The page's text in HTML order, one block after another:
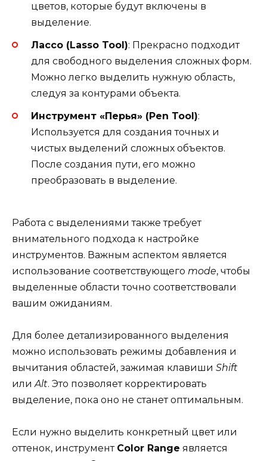
цветов, которые будут включены в
выделение.
Лассо (Lasso Tool): Прекрасно подходит
для свободного выделения сложных форм.
Можно легко выделить нужную область,
следуя за контурами объекта.
Инструмент «Перья» (Pen Tool):
Используется для создания точных и
чистых выделений сложных объектов.
После создания пути, его можно
преобразовать в выделение.
Работа с выделениями также требует
внимательного подхода к настройке
инструментов. Важным аспектом является
использование соответствующего mode, чтобы
выделенные области точно соответствовали
вашим ожиданиям.
Для более детализированного выделения
можно использовать режимы добавления и
вычитания областей, зажимая клавиши Shift
или Alt. Это позволяет корректировать
выделение, пока оно не станет оптимальным.
Если нужно выделить конкретный цвет или
оттенок, инструмент Color Range является